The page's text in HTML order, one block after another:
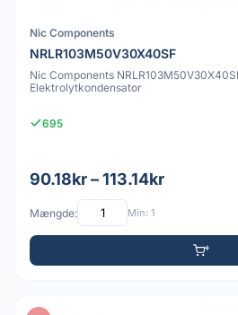
Nic Components
NRLR103M50V30X40SF
Nic Components
Elektrolytkondensator
695
90.18kr – 113.14kr
Mængde: Min: 1